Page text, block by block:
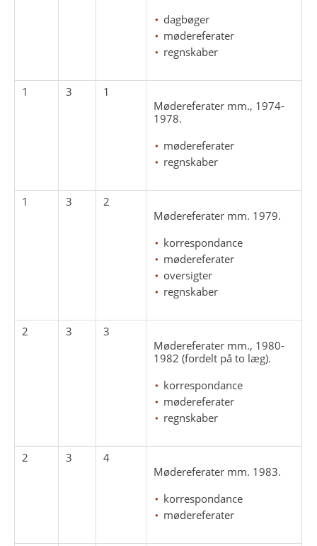
dagbøger
mødereferater
regnskaber
1 3
1
Mødereferater mm., 1974-
1978.
mødereferater
regnskaber
1 3
2
Mødereferater mm. 1979.
korrespondance
mødereferater
oversigter
regnskaber
2 3
3
Mødereferater mm., 1980-
1982 (fordelt på to læg).
korrespondance
mødereferater
regnskaber
2 3
4
Mødereferater mm. 1983.
korrespondance
mødereferater